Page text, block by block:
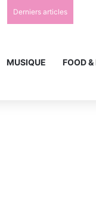
Derniers articles
MUSIQUE FOOD &